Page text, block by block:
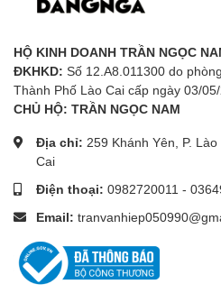
HỘ KINH DOANH TRẦN NGỌC
ĐKHKD: Số 12.A8.011300 do
Thành Phố Lào Cai cấp ngày 03/
CHỦ HỘ: TRẦN NGỌC NAM
Địa chỉ: 259 Khánh Yên, P.
Cai
Điện thoại: 0982720011 -
Email: